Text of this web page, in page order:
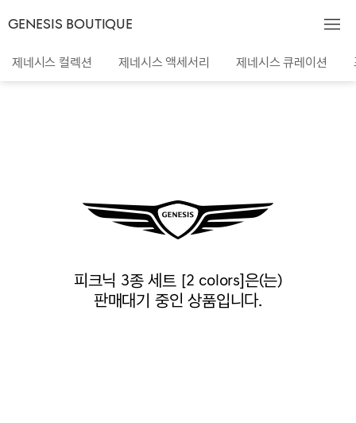
GENESIS BOUTIQUE
제네시스 컬렉션 제네시스 액세서리 제네시스 큐레이션
피크닉 3종 세트 [2 colors]은(는)
판매대기 중인 상품입니다.